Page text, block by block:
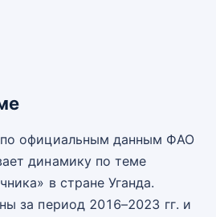
официальным данным ФАО
динамику по теме
в стране Уганда.
за период 2016–2023 гг. и